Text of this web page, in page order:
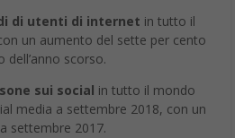
di utenti di internet in tutto il
un aumento del sette per cento
scorso.
sui social in tutto il mondo
media a settembre 2018, con un
settembre 2017.